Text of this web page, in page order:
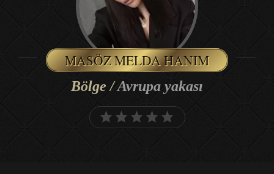
MASÖZ MELDA HANIM
Bölge /Avrupa yakası